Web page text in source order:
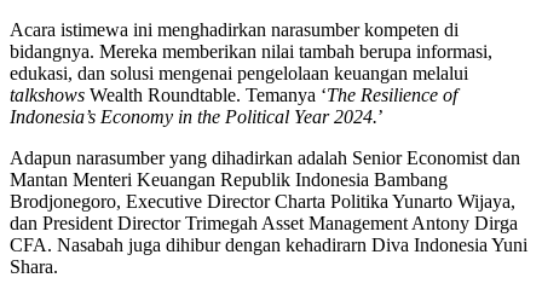
Acara istimewa ini menghadirkan narasumber kompeten di
bidangnya. Mereka memberikan nilai tambah berupa informasi,
edukasi, dan solusi mengenai pengelolaan keuangan melalui
talkshows Wealth Roundtable. Temanya ‘The Resilience of
Indonesia’s Economy in the Political Year 2024.’
Adapun narasumber yang dihadirkan adalah Senior Economist dan
Mantan Menteri Keuangan Republik Indonesia Bambang
Brodjonegoro, Executive Director Charta Politika Yunarto Wijaya,
dan President Director Trimegah Asset Management Antony Dirga
CFA. Nasabah juga dihibur dengan kehadirarn Diva Indonesia Yuni
Shara.